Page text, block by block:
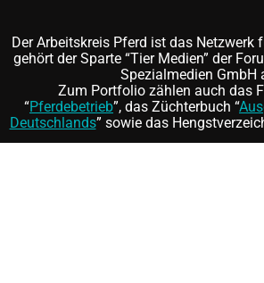
Der Arbeitskreis Pferd ist das Netzwerk
gehört der Sparte “Tier Medien” der
Spezialmedien GmbH
Zum Portfolio zählen auch das
“Pferdebetrieb”, das Züchterbuch “
Deutschlands” sowie das